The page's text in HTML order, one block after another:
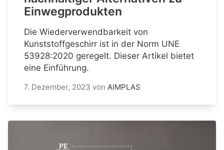
Einwegprodukten
Die Wiederverwendbarkeit von
Kunststoffgeschirr ist in der Norm UNE
53928:2020 geregelt. Dieser Artikel bietet
eine Einführung.
7. Dezember, 2023 von AIMPLAS